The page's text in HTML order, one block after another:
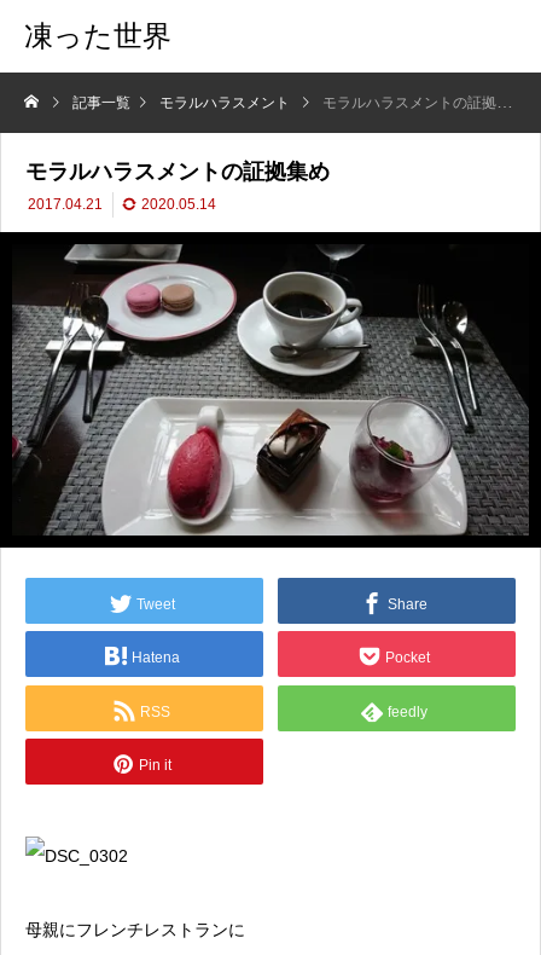
凍った世界
記事一覧 モラルハラスメント モラルハラスメントの証拠集め
モラルハラスメントの証拠集め
2017.04.21 2020.05.14
Tweet Share
Hatena Pocket
RSS feedly
Pin it
母親にフレンチレストランに